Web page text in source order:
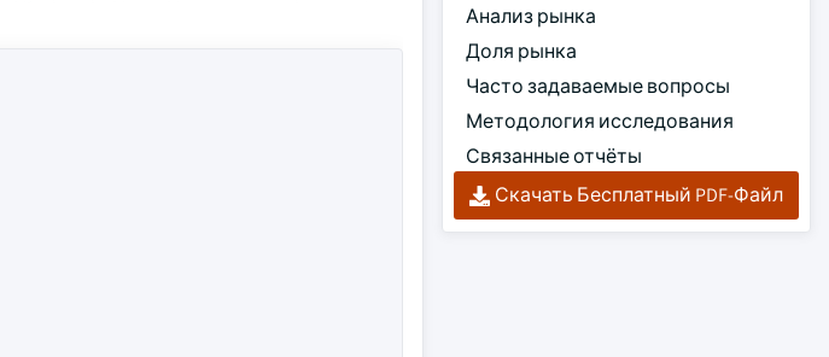
Анализ рынка
Доля рынка
Часто задаваемые вопросы
Методология исследования
Связанные отчёты
Скачать Бесплатный PDF-Файл